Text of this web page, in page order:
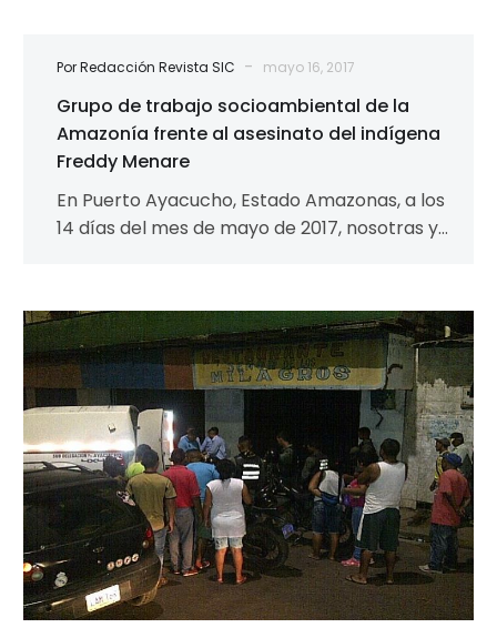
Por Redacción Revista SIC - mayo 16, 2017
Grupo de trabajo socioambiental de la
Amazonía frente al asesinato del indígena
Freddy Menare
En Puerto Ayacucho, Estado Amazonas, a los
14 días del mes de mayo de 2017, nosotras y
Asesinato
del
líder
de
OIPUS